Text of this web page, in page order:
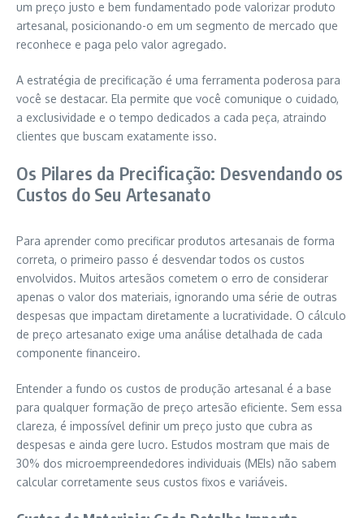
um preço justo e bem fundamentado pode valorizar produto
artesanal, posicionando-o em um segmento de mercado que
reconhece e paga pelo valor agregado.
A estratégia de precificação é uma ferramenta poderosa para
você se destacar. Ela permite que você comunique o cuidado,
a exclusividade e o tempo dedicados a cada peça, atraindo
clientes que buscam exatamente isso.
Os Pilares da Precificação: Desvendando os
Custos do Seu Artesanato
Para aprender como precificar produtos artesanais de forma
correta, o primeiro passo é desvendar todos os custos
envolvidos. Muitos artesãos cometem o erro de considerar
apenas o valor dos materiais, ignorando uma série de outras
despesas que impactam diretamente a lucratividade. O cálculo
de preço artesanato exige uma análise detalhada de cada
componente financeiro.
Entender a fundo os custos de produção artesanal é a base
para qualquer formação de preço artesão eficiente. Sem essa
clareza, é impossível definir um preço justo que cubra as
despesas e ainda gere lucro. Estudos mostram que mais de
30% dos microempreendedores individuais (MEIs) não sabem
calcular corretamente seus custos fixos e variáveis.